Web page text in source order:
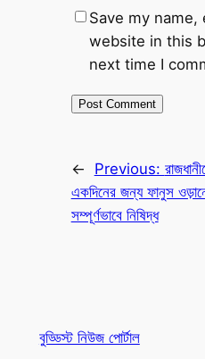
Save my name,
website in this
next time I
← Previous:
একদিনের জন্য ফানুস
সম্পূর্ণভাবে নিষিদ্ধ
বুড্ডিস্ট নিউজ পোর্টাল